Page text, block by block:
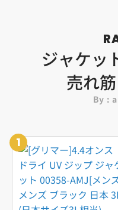
ジャケッ
売れ
By :
1